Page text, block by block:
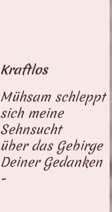
Kraftlos
Mühsam schleppt
sich meine
Sehnsucht
über das Gebirge
Deiner Gedanken
-